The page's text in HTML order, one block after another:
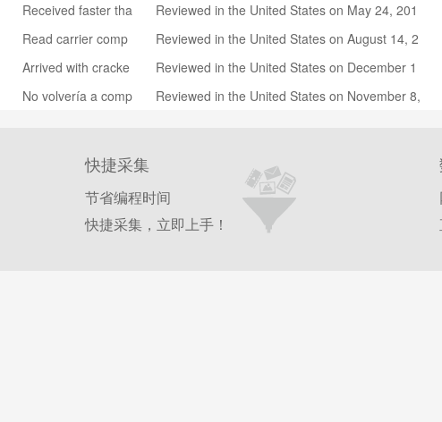
d buy again
Received faster tha
Reviewed in the United States on May 24, 201
Read carrier comp
hasing
Reviewed in the United States on August 14, 2
Arrived with cracke
e extra $99 & buy n
Reviewed in the United States on December 1
No volvería a comp
Reviewed in the United States on November 8,
快捷采集
节省编程时间
快捷采集，立即上手！